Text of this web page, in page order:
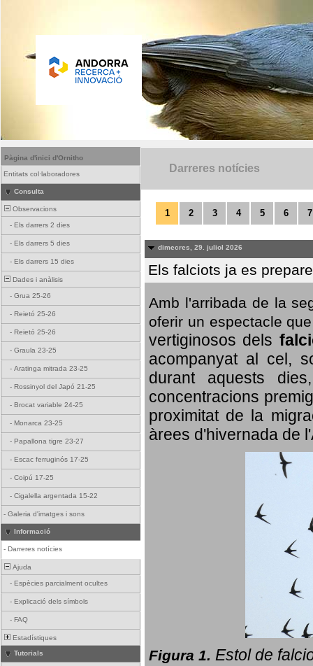
Pàgina d'inici d'Ornitho
Entitats col·laboradores
Consulta
Observacions
- Els darrers 2 dies
- Els darrers 5 dies
- Els darrers 15 dies
Dades i anàlisis
- Grua 25-26
- Reietó 25-26
- Reietó 25-26
- Graula 23-25
- Aratinga mitrada 23-25
- Rossinyol del Japó 21-25
- Brocat variable 24-25
- Monarca 23-25
- Papallona tigre 23-27
- Escac ferruginós 17-25
- Coipú 17-25
- Cigalella argentada 15-22
- Galeria d'imatges i sons
Informació
- Darreres notícies
Ajuda
- Espècies parcialment ocultes
- Explicació dels símbols
- FAQ
Estadístiques
Tutorials
Darreres notícies
1 2 3 4 5 6 7
dimecres, 29. juliol 2026
Els falciots ja es
Amb l'arribada de la
oferir un espectacle
vertiginosos dels
acompanyat al cel,
durant aquests
concentracions
proximitat de la
àrees d'hivernada de
Figura 1. Estol de